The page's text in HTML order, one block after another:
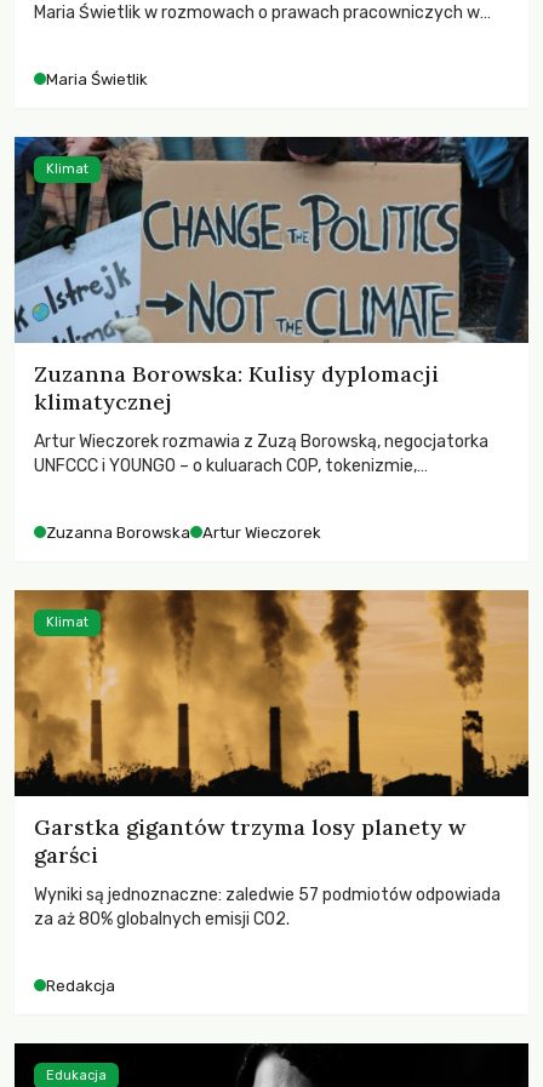
Maria Świetlik w rozmowach o prawach pracowniczych w
Maria Świetlik
Zuzanna Borowska: Kulisy dyplomacji
klimatycznej
Artur Wieczorek rozmawia z Zuzą Borowską, negocjatorka
UNFCCC i YOUNGO – o kuluarach COP, tokenizmie,
Zuzanna Borowska Artur Wieczorek
Klimat
Garstka gigantów trzyma losy planety w
garści
Wyniki są jednoznaczne: zaledwie 57 podmiotów odpowiada
za aż 80% globalnych emisji CO2.
Redakcja
Klimat
Edukacja